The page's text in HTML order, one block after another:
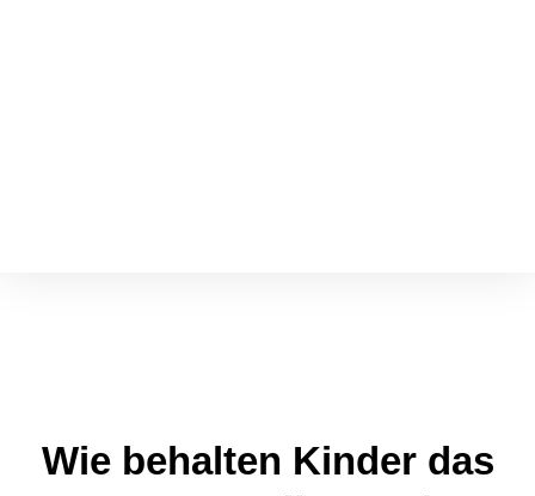
Wie behalten Kinder das